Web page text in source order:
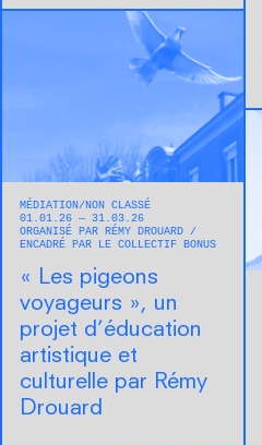
MÉDIATION
NON CLASSÉ
01.01.26 — 31.03.26
ORGANISÉ PAR RÉMY DROUARD
ENCADRÉ PAR LE COLLECTIF BONUS
« Les pigeons
voyageurs », un
projet d’éducation
artistique et
culturelle par Rémy
Drouard